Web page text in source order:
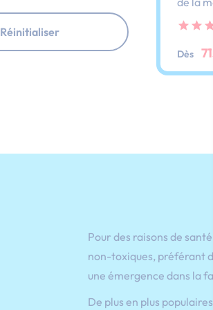
Réinitialiser
Dès
Pour des raisons de
non-toxiques, préférant
une émergence dans la
De plus en plus